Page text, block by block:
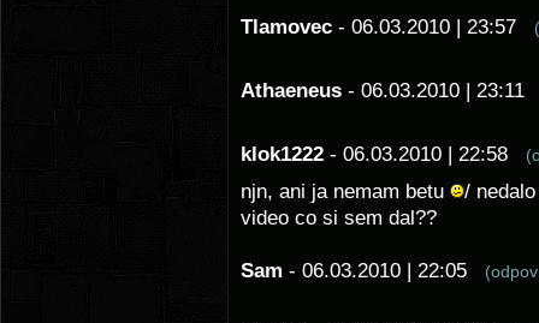
Tlamovec - 06.03.2010 | 23:57
Athaeneus - 06.03.2010 |
klok1222 - 06.03.2010 | 22:58
njn, ani ja nemam betu
/
video co si sem dal??
Sam - 06.03.2010 | 22:05